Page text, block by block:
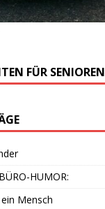
FÜR SENIOREN
HUMOR:
Mensch